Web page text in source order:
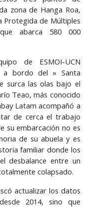
zona de Hanga Roa,
Protegida de Múltiples
abarca 580 000
de ESMOI-UCN
a bordo del » Santa
surca las olas bajo el
Teao, más conocido
Latam acompañó a
de cerca el trabajo
su embarcación no es
de su abuela y es
familiar donde los
desbalance entre un
colapsado.
actualizar los datos
2014, sino que